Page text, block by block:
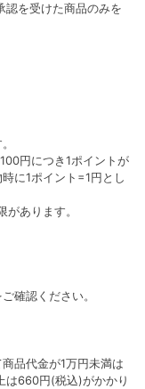
認を受けた商品のみを
円につき1ポイントが
に1ポイント=1円とし
あります。
ご確認ください。
品代金が1万円未満は
660円(税込)がかかり